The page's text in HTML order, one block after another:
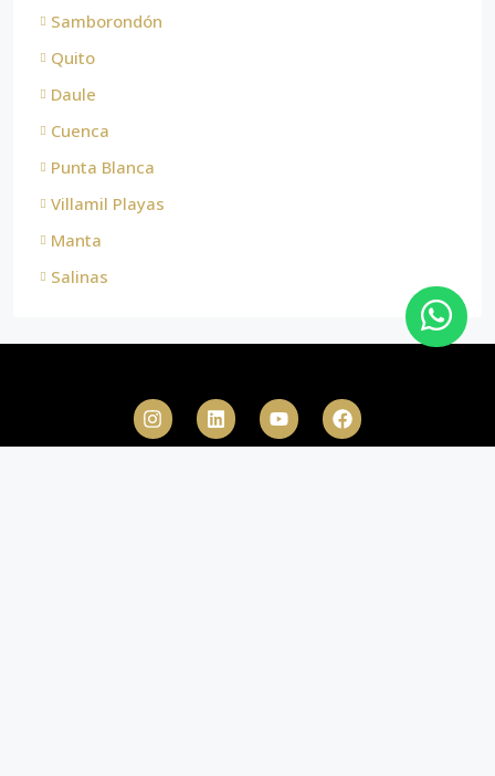
Samborondón
Quito
Daule
Cuenca
Punta Blanca
Villamil Playas
Manta
Salinas